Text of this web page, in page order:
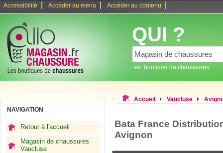
Accessibilité Accéder au menu Accéder au contenu
QUI ?
ex: boutique de chaussures
NAVIGATION
Retour à l'accueil
Magasin de chaussures
Vaucluse
Accueil Vaucluse
Bata France
Avignon